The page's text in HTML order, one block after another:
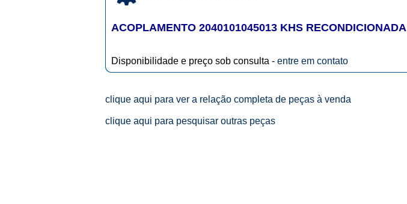
ACOPLAMENTO 2040101045013 KHS RECONDICIONADA
Disponibilidade e preço sob consulta - entre em contato
clique aqui para ver a relação completa de peças à venda
clique aqui para pesquisar outras peças